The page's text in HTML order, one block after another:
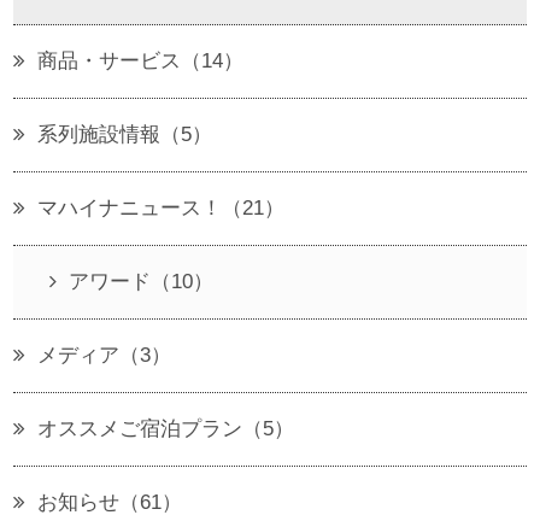
商品・サービス（14）
系列施設情報（5）
マハイナニュース！（21）
アワード（10）
メディア（3）
オススメご宿泊プラン（5）
お知らせ（61）